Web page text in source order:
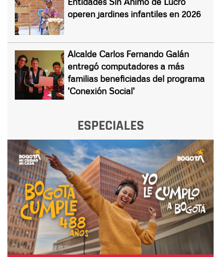
operen jardines infantiles en 2026
Alcalde Carlos Fernando Galán
entregó computadores a más
familias beneficiadas del programa
'Conexión Social'
ESPECIALES